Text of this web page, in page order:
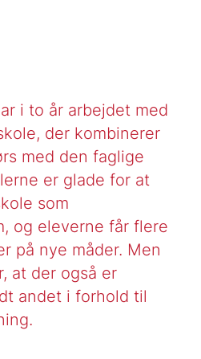
i to år arbejdet med
der kombinerer
med den faglige
er glade for at
som
og eleverne får flere
på nye måder. Men
at der også er
andet i forhold til